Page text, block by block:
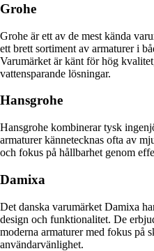
Grohe
Grohe är ett av de mest kända
ett brett sortiment av armaturer i
Varumärket är känt för hög
vattensparande lösningar.
Hansgrohe
Hansgrohe kombinerar tysk
armaturer kännetecknas ofta av
och fokus på hållbarhet genom
Damixa
Det danska varumärket Damixa
design och funktionalitet. De
moderna armaturer med fokus på
användarvänlighet.